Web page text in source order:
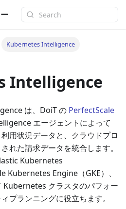
Kubernetes Intelligence
Intelligence
は、DoiT の PerfectScale
エージェントによって
用状況データと、クラウドプロ
れた請求データを統合します。
Kubernetes
Kubernetes Engine（GKE）、
Kubernetes クラスタのパフォー
プランニングに役立ちます。